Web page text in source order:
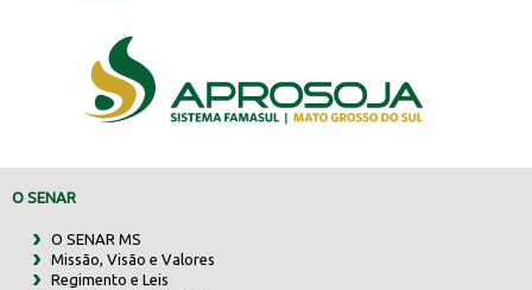
O SENAR
O SENAR MS
Missão, Visão e Valores
Regimento e Leis